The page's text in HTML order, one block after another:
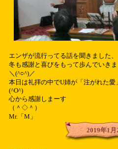
エンザが流行ってる話を聞きました
冬も感謝と喜びをもって歩んでいき
＼(^○^)／
本日は礼拝の中でU姉が「注がれた
(^O^)
心から感謝しまーす
（＾◇＾）
Mr.「M」
2019年1月